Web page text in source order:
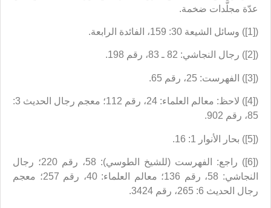
عدّة مجلَّدات ضخمة.
([1]) وسائل الشيعة 30: 159، الفائدة الرابعة.
([2]) رجال النجاشي: 82 ـ 83، رقم 198.
([3]) الفهرست: 25، رقم 65.
([4]) لاحظ: معالم العلماء: 24، رقم 112؛ معجم رجال الحديث 3:
85، رقم 902.
([5]) بحار الأنوار 1: 16.
([6]) راجع: الفهرست (للشيخ الطوسي): 58، رقم 220؛ رجال
النجاشي: 58، رقم 136؛ معالم العلماء: 40، رقم 257؛ معجم
رجال الحديث 6: 265، رقم 3424.